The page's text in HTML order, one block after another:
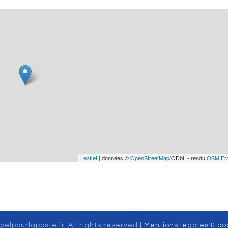
Leaflet | données ©OpenStreetMap/ODbL - renduOSM
All rights reserved | Mentions légales &